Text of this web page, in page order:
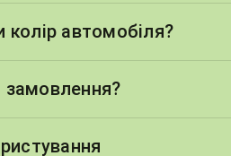
колір автомобіля?